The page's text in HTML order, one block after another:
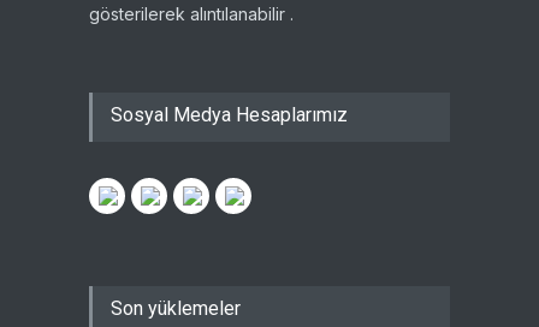
gösterilerek alıntılanabilir .
Sosyal Medya Hesaplarımız
Son yüklemeler